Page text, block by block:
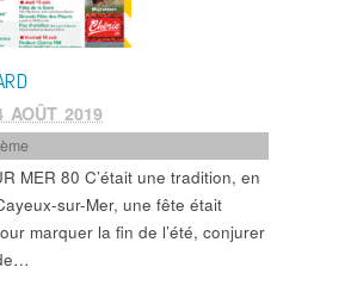
AOÛT 2019
MER 80 C’était une tradition, en
sur-Mer, une fête était
marquer la fin de l’été, conjurer